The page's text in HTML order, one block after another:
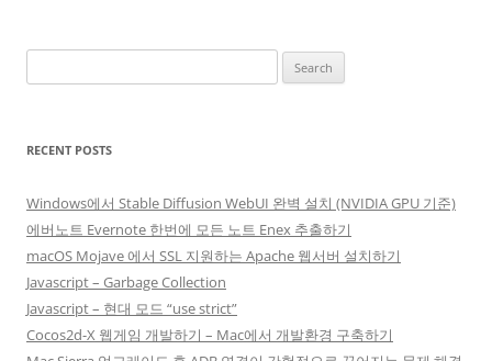
for:
RECENT POSTS
Windows에서 Stable Diffusion WebUI 완벽 설치 (NVIDIA GPU 기준)
에버노트 Evernote 한번에 모든 노트 Enex 추출하기
macOS Mojave 에서 SSL 지원하는 Apache 웹서버 설치하기
Javascript – Garbage Collection
Javascript – 현대 모드 “use strict”
Cocos2d-X 웹게임 개발하기 – Mac에서 개발환경 구축하기